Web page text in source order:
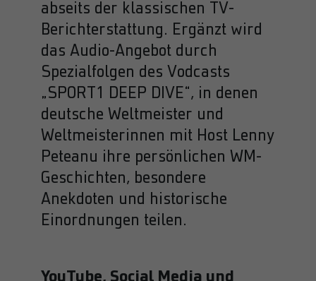
abseits der klassischen TV-
Berichterstattung. Ergänzt wird
das Audio-Angebot durch
Spezialfolgen des Vodcasts
„SPORT1 DEEP DIVE“, in denen
deutsche Weltmeister und
Weltmeisterinnen mit Host Lenny
Peteanu ihre persönlichen WM-
Geschichten, besondere
Anekdoten und historische
Einordnungen teilen.
YouTube, Social Media und